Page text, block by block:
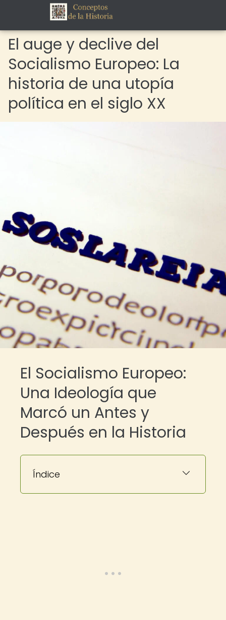
El auge y declive del
Socialismo Europeo: La
historia de una utopía
política en el siglo XX
El Socialismo Europeo:
Una Ideología que
Marcó un Antes y
Después en la Historia
Índice